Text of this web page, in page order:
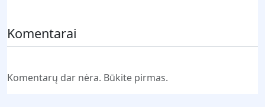
Komentarai
Komentarų dar nėra. Būkite pirmas.